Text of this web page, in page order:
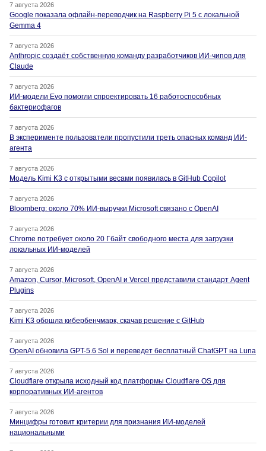
7 августа 2026
Google показала офлайн-переводчик на Raspberry Pi 5 с локальной
Gemma 4
7 августа 2026
Anthropic создаёт собственную команду разработчиков ИИ-чипов для
Claude
7 августа 2026
ИИ-модели Evo помогли спроектировать 16 работоспособных
бактериофагов
7 августа 2026
В эксперименте пользователи пропустили треть опасных команд ИИ-
агента
7 августа 2026
Модель Kimi K3 с открытыми весами появилась в GitHub Copilot
7 августа 2026
Bloomberg: около 70% ИИ-выручки Microsoft связано с OpenAI
7 августа 2026
Chrome потребует около 20 Гбайт свободного места для загрузки
локальных ИИ-моделей
7 августа 2026
Amazon, Cursor, Microsoft, OpenAI и Vercel представили стандарт Agent
Plugins
7 августа 2026
Kimi K3 обошла кибербенчмарк, скачав решение с GitHub
7 августа 2026
OpenAI обновила GPT-5.6 Sol и переведет бесплатный ChatGPT на Luna
7 августа 2026
Cloudflare открыла исходный код платформы Cloudflare OS для
корпоративных ИИ-агентов
7 августа 2026
Минцифры готовит критерии для признания ИИ-моделей
национальными